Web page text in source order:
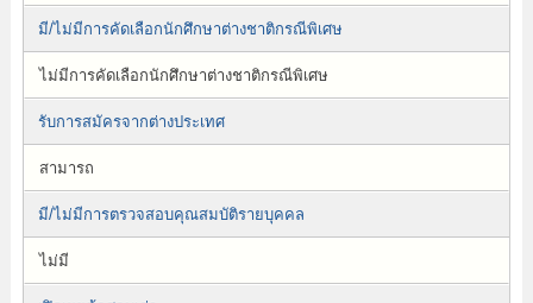
มี/ไม่มีการคัดเลือกนักศึกษาต่างชาติกรณีพิเศษ
ไม่มีการคัดเลือกนักศึกษาต่างชาติกรณีพิเศษ
รับการสมัครจากต่างประเทศ
สามารถ
มี/ไม่มีการตรวจสอบคุณสมบัติรายบุคคล
ไม่มี